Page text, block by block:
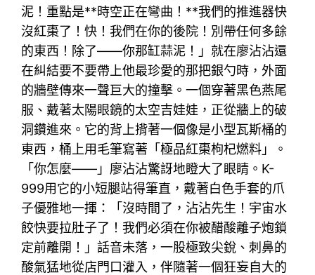
泥！重點是**時空正在彎曲！**我們的推進器快
沒紅棗了！快！我們在你的後院！別帶任何多餘
的東西！除了——你那缸蒜泥！」就在廖沾沾還
在糾結要不要帶上他最珍愛的那把銀勺時，外面
的牆壁傳來一聲巨大的撞擊。一個穿著黑色燕尾
服、戴著太陽眼鏡的太空吉娃娃，正從牆上的破
洞鑽進來。它的背上揹著一個像是小型瓦斯桶的
東西，桶上用毛筆寫著「極品紅棗枸杞燃料」。
「你怎麼——」廖沾沾驚訝地瞪大了眼睛。K-
999用它的小短腿站得筆直，戴著白色手套的爪
子優雅地一揮：「沒時間了，沾沾先生！宇宙水
餃快要拉肚子了！我們必須在你被醋酸離子炮鎖
定前離開！」話音未落，一股極致尖銳、刺鼻的
酸氣猛地從店門口灌入，伴隨著一個狂妄自大的